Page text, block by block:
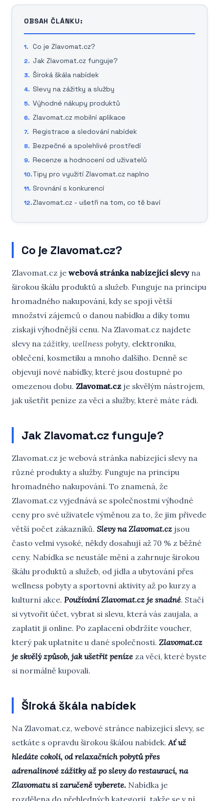
OBSAH ČLÁNKU:
Co je Zlavomat.cz?
Jak Zlavomat.cz funguje?
Široká škála nabídek
Slevy na zážitky a služby
Výhodné nákupy produktů
Zlavomat.cz mobilní aplikace
Registrace a sledování nabídek
Bezpečné a spolehlivé prostředí
Recenze a hodnocení od uživatelů
Tipy pro využití Zlavomat.cz naplno
Srovnání s konkurencí
Zlavomat.cz - ušetři na tom, co tě baví
Co je Zlavomat.cz?
Zlavomat.cz je webová stránka nabízející slevyna
širokou škálu produktů a služeb. Funguje na principu
hromadného nakupování, kdy se spojí větší
množství zájemců o danou nabídku a díky tomu
získají výhodnější cenu. Na Zlavomat.cz najdete
slevy na zážitky, wellness pobyty, elektroniku,
oblečení, kosmetiku a mnoho dalšího. Denně se
objevují nové nabídky, které jsou dostupné po
omezenou dobu. Zlavomat.cz je skvělým nástrojem,
jak ušetřit peníze za věci a služby, které máte rádi.
Jak Zlavomat.cz funguje?
Zlavomat.cz je webová stránka nabízející slevy na
různé produkty a služby. Funguje na principu
hromadného nakupování. To znamená, že
Zlavomat.cz vyjednává se společnostmi výhodné
ceny pro své uživatele výměnou za to, že jim přivede
větší počet zákazníků. Slevy na Zlavomat.cz jsou
často velmi vysoké, někdy dosahují až 70 % z běžné
ceny. Nabídka se neustále mění a zahrnuje širokou
škálu produktů a služeb, od jídla a ubytování přes
wellness pobyty a sportovní aktivity až po kurzy a
kulturní akce. Používání Zlavomat.cz je snadné. Stačí
si vytvořit účet, vybrat si slevu, která vás zaujala, a
zaplatit ji online. Po zaplacení obdržíte voucher,
který pak uplatníte u dané společnosti. Zlavomat.cz
je skvělý způsob, jak ušetřit peníze za věci, které byste
si normálně kupovali.
Široká škála nabídek
Na Zlavomat.cz, webové stránce nabízející slevy, se
setkáte s opravdu širokou škálou nabídek.Ať už
hledáte cokoli, od relaxačních pobytů přes
adrenalinové zážitky až po slevy do restaurací, na
Zlavomatu si zaručeně vyberete. Nabídka je